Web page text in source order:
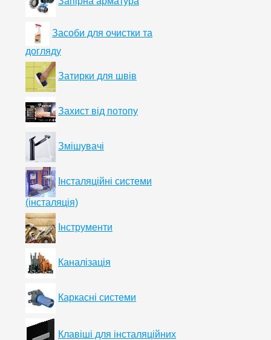
Засоби для очистки та
догляду
Затирки для швів
Захист від потопу
Змішувачі
Інсталяційні системи
(інсталяція)
Інструменти
Каналізація
Каркасні системи
Клавіші для інсталяційних